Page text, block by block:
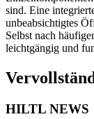
sind. Eine
unbeabsichtigtes
Selbst nach
leichtgängig und
HILTL NEWS